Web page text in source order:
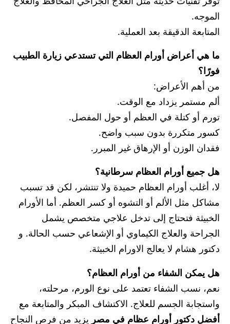
الموجه.
المتابعة الدقيقة بعد العملية.
ما هي أعراض أورام العظام التي تستدعي زيارة الطبيب
فورًا؟
من أهم الأعراض:
ألم مستمر يزداد مع الوقت.
تورم أو كتلة في العظم أو حول المفصل.
كسور متكررة بدون سبب واضح.
فقدان الوزن أو الإرهاق غير المبرر.
هل جميع أورام العظام سرطانية؟
لا، أغلب أورام العظام حميدة ولا تنتشر، لكن قد تسبب
مشاكل مثل الألم أو التشوه أو كسر العظم. أما الأورام
الخبيثة فتحتاج إلى تدخل علاجي متخصص يشمل
الجراحة والعلاج الكيماوي أو الإشعاعي حسب الحالة. و
دكتور هشام لا يعالج الاورام الخبيثة.
هل يمكن الشفاء من أورام العظام؟
نعم، نسب الشفاء تعتمد على نوع الورم، مرحلته،
واستجابة الجسم للعلاج. الاكتشاف المبكر والمتابعة مع
أفضل دكتور أورام عظام في مصر يزيد من فرص النجاح